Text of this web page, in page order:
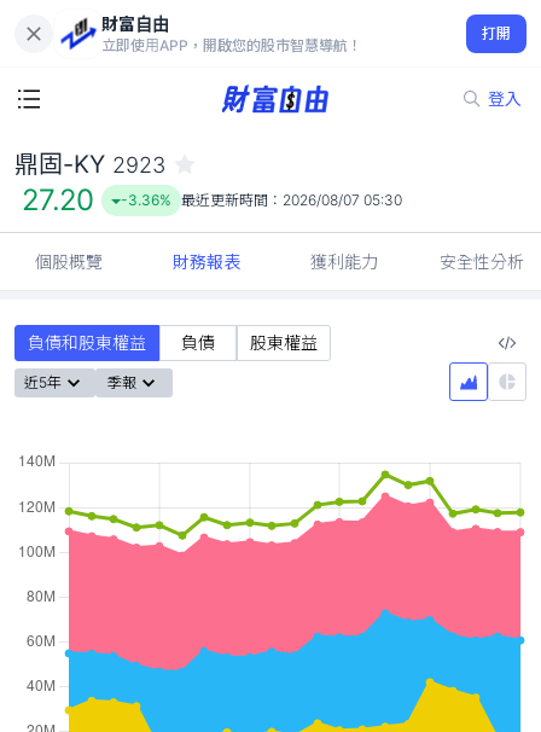
財富自由
立即使用APP，開啟您的股市智慧導航！
打開
登入
27.20
-3.36%
鼎固-KY 2923
27.20 -3.36% 最近更新時間： 2026/08/07 05:30
個股概覽 財務報表 獲利能力 安全性分析
負債和股東權益 負債 股東權益
近5年 季報